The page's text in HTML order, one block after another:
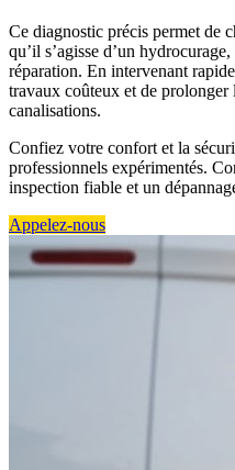
Ce diagnostic précis permet de
qu’il s’agisse d’un
réparation. En intervenant
travaux coûteux et de prolonger
canalisations.
Confiez votre confort et la
professionnels expérimentés.
inspection fiable et un
Appelez-nous